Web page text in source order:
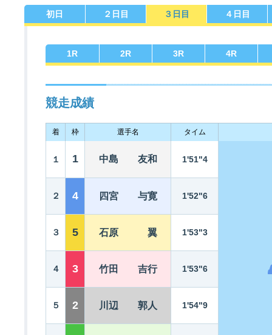
今節の進入コース別成績
今節出場選手のマル得情報
佐賀支部選手一覧 記念競走優勝選手一覧
初日 ２日目 ３日目 ４日目
1R 2R 3R 4R
競走成績
着 枠 選手名 タイム
１ 1 中島 友和 1'51"4
２ 4 四宮 与寛 1'52"6
３ 5 石原 翼 1'53"3
４ 3 竹田 吉行 1'53"6
５ 2 川辺 郭人 1'54"9